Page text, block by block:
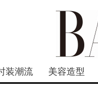
装潮流 美容造型